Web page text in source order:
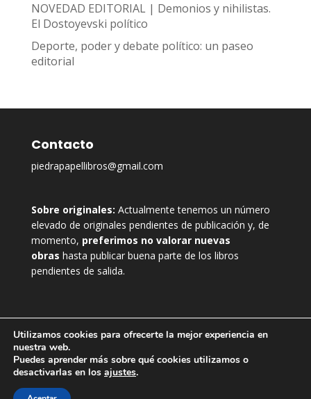
NOVEDAD EDITORIAL | Demonios y nihilistas.
El Dostoyevski político
Deporte, poder y debate político: un paseo
editorial
Contacto
piedrapapellibros@gmail.com
Sobre originales: Actualmente tenemos un número
elevado de originales pendientes de publicación y, de
momento, preferimos no valorar nuevas
obras hasta publicar buena parte de los libros
pendientes de salida.
Utilizamos cookies para ofrecerte la mejor experiencia en
nuestra web.
Puedes aprender más sobre qué cookies utilizamos o
desactivarlas en los ajustes.